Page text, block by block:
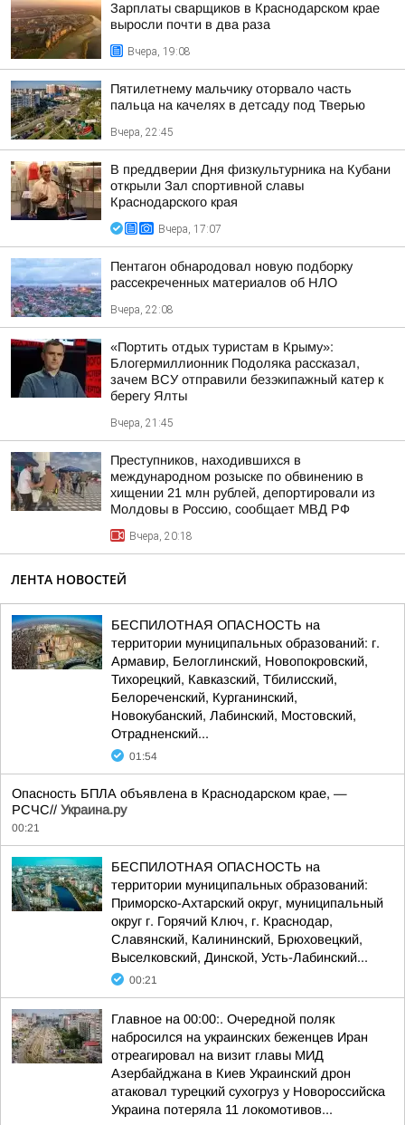
Зарплаты сварщиков в Краснодарском крае
выросли почти в два раза
Вчера, 19:08
Пятилетнему мальчику оторвало часть
пальца на качелях в детсаду под Тверью
Вчера, 22:45
В преддверии Дня физкультурника на Кубани
открыли Зал спортивной славы
Краснодарского края
Вчера, 17:07
Пентагон обнародовал новую подборку
рассекреченных материалов об НЛО
Вчера, 22:08
«Портить отдых туристам в Крыму»:
Блогермиллионник Подоляка рассказал,
зачем ВСУ отправили безэкипажный катер к
берегу Ялты
Вчера, 21:45
Преступников, находившихся в
международном розыске по обвинению в
хищении 21 млн рублей, депортировали из
Молдовы в Россию, сообщает МВД РФ
Вчера, 20:18
ЛЕНТА НОВОСТЕЙ
БЕСПИЛОТНАЯ ОПАСНОСТЬ на
территории муниципальных образований: г.
Армавир, Белоглинский, Новопокровский,
Тихорецкий, Кавказский, Тбилисский,
Белореченский, Курганинский,
Новокубанский, Лабинский, Мостовский,
Отрадненский...
01:54
Опасность БПЛА объявлена в Краснодарском крае, —
РСЧС// Украина.ру
00:21
БЕСПИЛОТНАЯ ОПАСНОСТЬ на
территории муниципальных образований:
Приморско-Ахтарский округ, муниципальный
округ г. Горячий Ключ, г. Краснодар,
Славянский, Калининский, Брюховецкий,
Выселковский, Динской, Усть-Лабинский...
00:21
Главное на 00:00:. Очередной поляк
набросился на украинских беженцев Иран
отреагировал на визит главы МИД
Азербайджана в Киев Украинский дрон
атаковал турецкий сухогруз у Новороссийска
Украина потеряла 11 локомотивов...